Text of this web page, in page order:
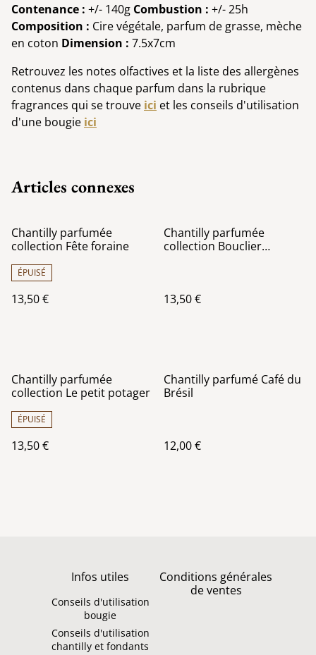
Contenance : +/- 140g Combustion : +/- 25h
Composition : Cire végétale, parfum de grasse, mèche
en coton Dimension : 7.5x7cm
Retrouvez les notes olfactives et la liste des allergènes
contenus dans chaque parfum dans la rubrique
fragrances qui se trouve ici et les conseils d'utilisation
d'une bougie ici
Articles connexes
Chantilly parfumée
collection Fête foraine
ÉPUISÉ
13,50 €
Chantilly parfumée
collection Bouclier
13,50 €
Chantilly parfumée
collection Le petit potager
ÉPUISÉ
13,50 €
Chantilly parfumé Café du
Brésil
12,00 €
Infos utiles
Conseils d'utilisation
bougie
Conseils d'utilisation
chantilly et fondants
Conditions générales
de ventes